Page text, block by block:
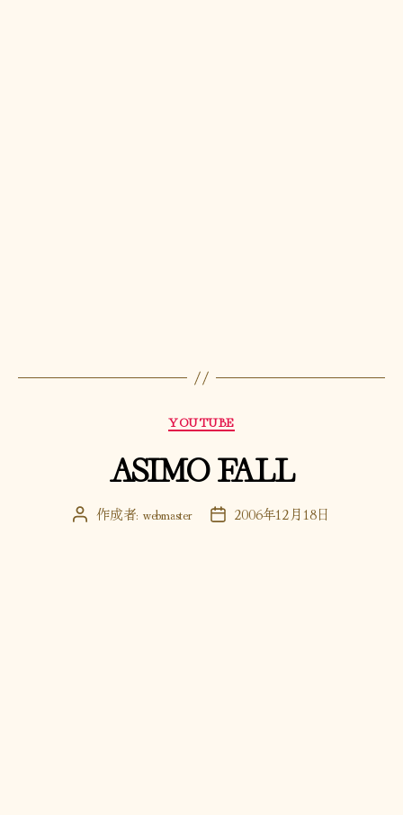
カ
テ
ゴ
リ
YOUTUBE
ASIMO FALL
投 作成者: webmaster
投 2006年12月18日